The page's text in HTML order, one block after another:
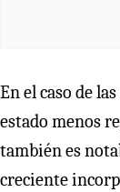
En el caso de
estado menos
también es
creciente